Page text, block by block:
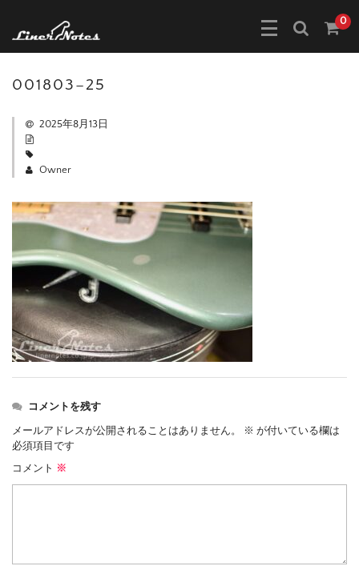
0
001803–25
2025年8月13日
Owner
コメントを残す
メールアドレスが公開されることはありません。 ※ が付いている欄は
必須項目です
コメント ※